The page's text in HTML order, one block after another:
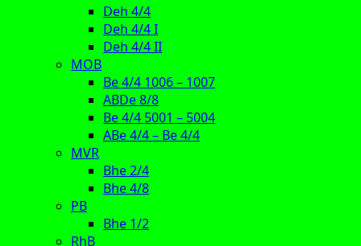
Deh 4/4
Deh 4/4 I
Deh 4/4 II
MOB
Be 4/4 1006 – 1007
ABDe 8/8
Be 4/4 5001 – 5004
ABe 4/4 – Be 4/4
MVR
Bhe 2/4
Bhe 4/8
PB
Bhe 1/2
RhB